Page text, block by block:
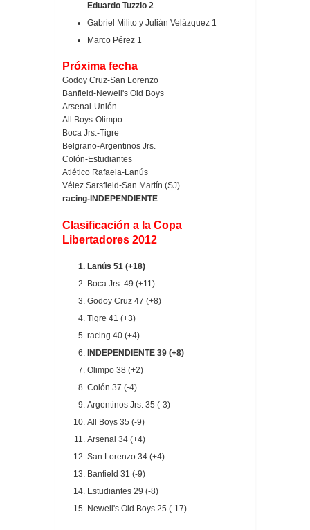
Eduardo Tuzzio 2
Gabriel Milito y Julián Velázquez 1
Marco Pérez 1
Próxima fecha
Godoy Cruz-San Lorenzo
Banfield-Newell's Old Boys
Arsenal-Unión
All Boys-Olimpo
Boca Jrs.-Tigre
Belgrano-Argentinos Jrs.
Colón-Estudiantes
Atlético Rafaela-Lanús
Vélez Sarsfield-San Martín (SJ)
racing-INDEPENDIENTE
Clasificación a la Copa
Libertadores 2012
Lanús 51 (+18)
Boca Jrs. 49 (+11)
Godoy Cruz 47 (+8)
Tigre 41 (+3)
racing 40 (+4)
INDEPENDIENTE 39 (+8)
Olimpo 38 (+2)
Colón 37 (-4)
Argentinos Jrs. 35 (-3)
All Boys 35 (-9)
Arsenal 34 (+4)
San Lorenzo 34 (+4)
Banfield 31 (-9)
Estudiantes 29 (-8)
Newell's Old Boys 25 (-17)